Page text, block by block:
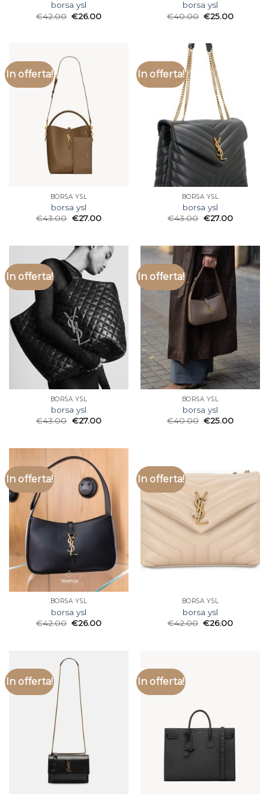
borsa ysl
€42.00 €26.00
borsa ysl
€40.00 €25.00
In offerta!
BORSA YSL
borsa ysl
€43.00 €27.00
In offerta!
BORSA YSL
borsa ysl
€43.00 €27.00
In offerta!
BORSA YSL
borsa ysl
€43.00 €27.00
In offerta!
BORSA YSL
borsa ysl
€40.00 €25.00
In offerta!
BORSA YSL
borsa ysl
€42.00 €26.00
In offerta!
BORSA YSL
borsa ysl
€42.00 €26.00
In offerta! In offerta!